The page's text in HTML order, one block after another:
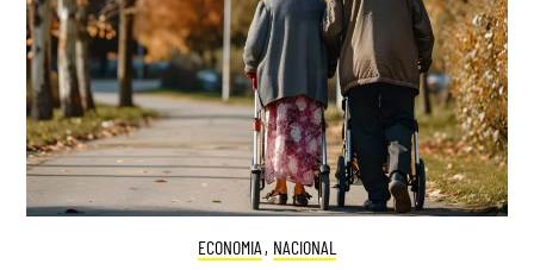
ECONOMIA , NACIONAL